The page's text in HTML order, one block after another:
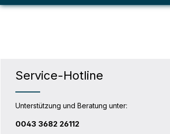
Service-Hotline
Unterstützung und Beratung unter:
0043 3682 26112